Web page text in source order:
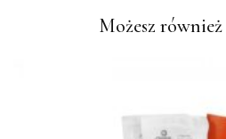
Możesz